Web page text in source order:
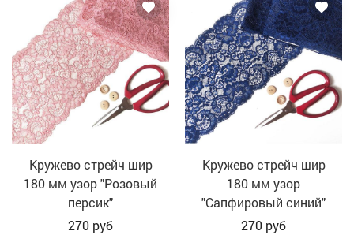
Кружево стрейч шир
180 мм узор "Розовый
персик"
270 руб
Кружево стрейч шир
180 мм узор
"Сапфировый синий"
270 руб